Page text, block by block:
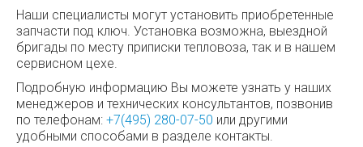
Наши специалисты могут установить приобретенные
запчасти под ключ. Установка возможна, выездной
бригады по месту приписки тепловоза, так и в нашем
сервисном цехе.
Подробную информацию Вы можете узнать у наших
менеджеров и технических консультантов, позвонив
по телефонам: +7(495) 280-07-50 или другими
удобными способами в разделе контакты.